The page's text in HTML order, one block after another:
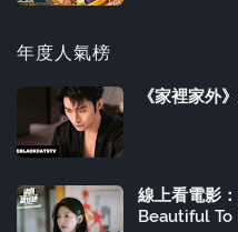
年度人氣榜
《家裡家外
線上看電影
Beautiful To